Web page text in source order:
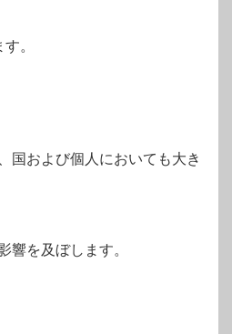
。
国および個人においても大き
響を及ぼします。